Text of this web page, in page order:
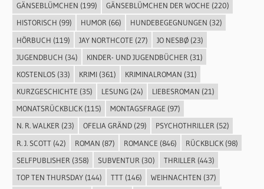
GÄNSEBLÜMCHEN (199) GÄNSEBLÜMCHEN DER WOCHE (220)
HISTORISCH (99) HUMOR(66) HUNDEBEGEGNUNGEN (32)
HÖRBUCH (119) JAY NORTHCOTE (27) JO NESBØ(23)
JUGENDBUCH (34) KINDER- UND JUGENDBÜCHER (31)
KOSTENLOS(33) KRIMI(361) KRIMINALROMAN (31)
KURZGESCHICHTE (35) LESUNG(24) LIEBESROMAN (21)
MONATSRÜCKBLICK(115) MONTAGSFRAGE (97)
N. R. WALKER(23) OFELIA GRÄND(29) PSYCHOTHRILLER(52)
R. J. SCOTT(42) ROMAN (87) ROMANCE (846) RÜCKBLICK(98)
SELFPUBLISHER (358) SUBVENTUR (30) THRILLER (443)
TOP TEN THURSDAY(144) TTT(146) WEIHNACHTEN (37)